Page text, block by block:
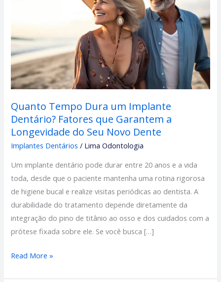
Quanto Tempo Dura um Implante
Dentário? Fatores que Garantem a
Longevidade do Seu Novo Dente
Implantes Dentários / Lima Odontologia
Um implante dentário pode durar entre 20 anos e a vida
toda, desde que o paciente mantenha uma rotina rigorosa
de higiene bucal e realize visitas periódicas ao dentista. A
durabilidade do tratamento depende diretamente da
integração do pino de titânio ao osso e dos cuidados com a
prótese fixada sobre ele. Se você busca […]
Fatores
que
Garantem
a
do
Seu
Novo
Dente
Read More »